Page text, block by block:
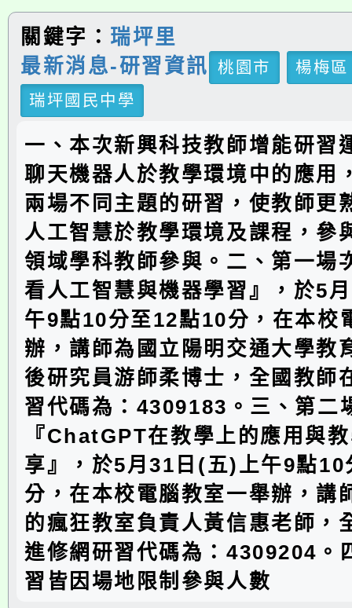
關鍵字： 瑞坪里
最新消息-研習資訊
桃園市
楊梅區
瑞坪國民中學
一、本次新興科技教師增能研習
聊天機器人於教學環境中的應用
兩場不同主題的研習，使教師更
人工智慧於教學環境及課程，參
領域學科教師參與。二、第一場
看人工智慧與機器學習』，於5
午9點10分至12點10分，在本校
辦，講師為國立陽明交通大學教
後研究員游師柔博士，全國教師
習代碼為：4309183。三、第二
『ChatGPT在教學上的應用與
享』，於5月31日(五)上午9點10
分，在本校電腦教室一舉辦，講
的瘋狂教室負責人黃信惠老師，
進修網研習代碼為：4309204。
習皆因場地限制參與人數